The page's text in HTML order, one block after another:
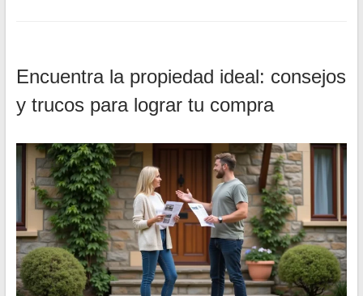
Encuentra la propiedad ideal: consejos
y trucos para lograr tu compra